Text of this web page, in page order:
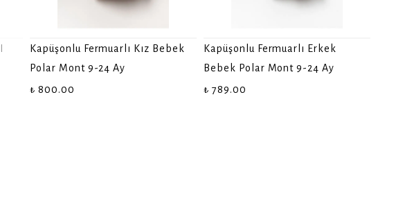
Kapüşonlu Fermuarlı Kız Bebek
Polar Mont 9-24 Ay
₺ 800.00
Kapüşonlu Fermuarlı Erkek
Bebek Polar Mont 9-24 Ay
₺ 789.00